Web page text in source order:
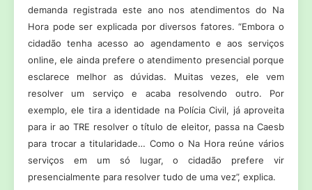
demanda registrada este ano nos atendimentos do Na
Hora pode ser explicada por diversos fatores. “Embora o
cidadão tenha acesso ao agendamento e aos serviços
online, ele ainda prefere o atendimento presencial porque
esclarece melhor as dúvidas. Muitas vezes, ele vem
resolver um serviço e acaba resolvendo outro. Por
exemplo, ele tira a identidade na Polícia Civil, já aproveita
para ir ao TRE resolver o título de eleitor, passa na Caesb
para trocar a titularidade… Como o Na Hora reúne vários
serviços em um só lugar, o cidadão prefere vir
presencialmente para resolver tudo de uma vez”, explica.